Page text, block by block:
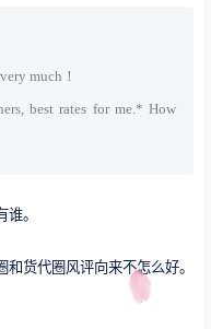
much！
best rates for me.* How
。
货代圈风评向来不怎么好。